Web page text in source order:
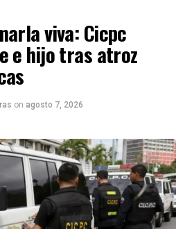
viva: Cicpc
e hijo tras atroz
on agosto 7, 2026